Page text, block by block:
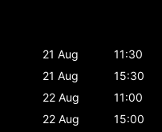
21 Aug
11:30
21 Aug
15:30
22 Aug
11:00
22 Aug
15:00